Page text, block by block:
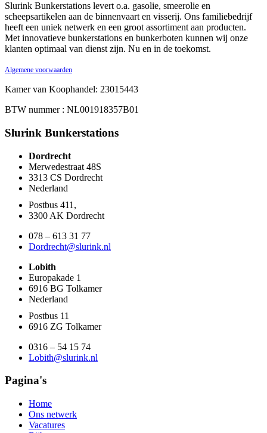
Slurink Bunkerstations levert o.a. gasolie, smeerolie en
scheepsartikelen aan de binnenvaart en visserij. Ons familiebedrijf
heeft een uniek netwerk en een groot assortiment aan producten.
Met innovatieve bunkerstations en bunkerboten kunnen wij onze
klanten optimaal van dienst zijn. Nu en in de toekomst.
Algemene voorwaarden
Kamer van Koophandel: 23015443
BTW nummer : NL001918357B01
Slurink Bunkerstations
Dordrecht
Merwedestraat 48S
3313 CS Dordrecht
Nederland
Postbus 411,
3300 AK Dordrecht
078 – 613 31 77
Dordrecht@slurink.nl
Lobith
Europakade 1
6916 BG Tolkamer
Nederland
Postbus 11
6916 ZG Tolkamer
0316 – 54 15 74
Lobith@slurink.nl
Pagina's
Home
Ons netwerk
Vacatures